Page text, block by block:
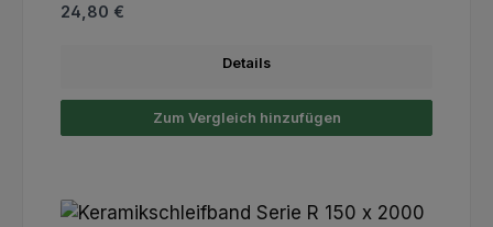
Regulärer Preis:
24,80 €
Details
Zum Vergleich hinzufügen